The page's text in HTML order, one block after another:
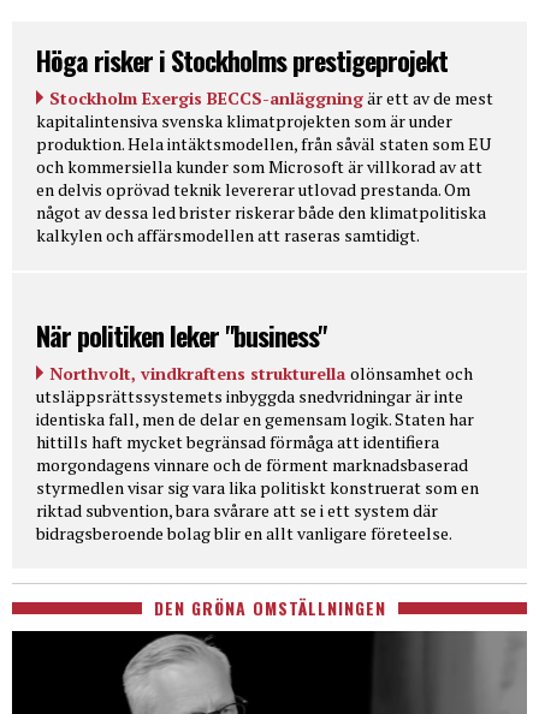
Höga risker i Stockholms prestigeprojekt
Stockholm Exergis BECCS-anläggningär ett av de mest
kapitalintensiva svenska klimatprojekten som är under
produktion. Hela intäktsmodellen, från såväl staten som EU
och kommersiella kunder som Microsoft är villkorad av att
en delvis oprövad teknik levererar utlovad prestanda. Om
något av dessa led brister riskerar både den klimatpolitiska
kalkylen och affärsmodellen att raseras samtidigt.
När politiken leker "business"
Northvolt, vindkraftens strukturella olönsamhet och
utsläppsrättssystemets inbyggda snedvridningar är inte
identiska fall, men de delar en gemensam logik. Staten har
hittills haft mycket begränsad förmåga att identifiera
morgondagens vinnare och de förment marknadsbaserad
styrmedlen visar sig vara lika politiskt konstruerat som en
riktad subvention, bara svårare att se i ett system där
bidragsberoende bolag blir en allt vanligare företeelse.
DEN GRÖNA OMSTÄLLNINGEN